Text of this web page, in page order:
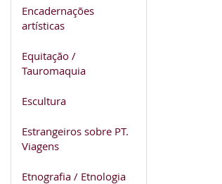
Encadernações
artísticas
Equitação /
Tauromaquia
Escultura
Estrangeiros sobre PT.
Viagens
Etnografia / Etnologia